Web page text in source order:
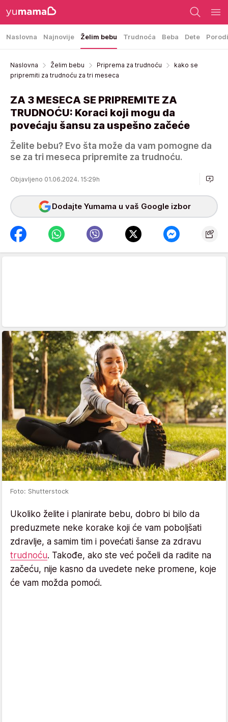
Naslovna Najnovije Želim bebu Trudnoća Beba Dete
Naslovna Želim bebu Priprema za trudnoću
kako se
pripremiti za trudnoću za tri meseca
ZA 3 MESECA SE PRIPREMITE ZA
TRUDNOĆU: Koraci koji mogu da
povećaju šansu za uspešno začeće
Želite bebu? Evo šta može da vam pomogne da
se za tri meseca pripremite za trudnoću.
Objavljeno 01.06.2024. 15:29h
Dodajte Yumama u vaš Google izbor
Foto: Shutterstock
Ukoliko želite i planirate bebu, dobro bi bilo da
preduzmete neke korake koji će vam poboljšati
zdravlje, a samim tim i povećati šanse za zdravu
trudnoću. Takođe, ako ste već počeli da radite na
začeću, nije kasno da uvedete neke promene, koje
će vam možda pomoći.